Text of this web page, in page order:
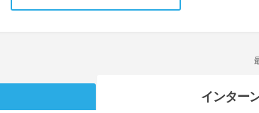
インター